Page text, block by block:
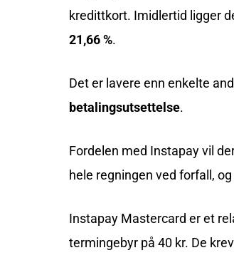
kredittkort. Imidlertid ligger
21,66 %.
Det er lavere enn enkelte
betalingsutsettelse.
Fordelen med Instapay vil
hele regningen ved forfall,
Instapay Mastercard er et
termingebyr på 40 kr. De